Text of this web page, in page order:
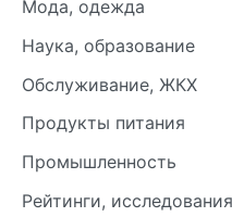
Мода, одежда
Наука, образование
Обслуживание, ЖКХ
Продукты питания
Промышленность
Рейтинги, исследования